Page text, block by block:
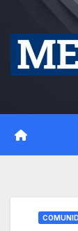
content